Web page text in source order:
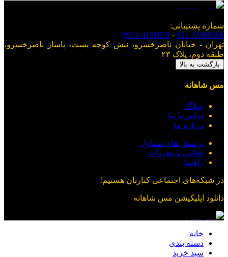
شماره پشتیبانی:
021-33989268
-
0912-4199059
تهران - خیابان ناصرخسرو، نبش کوچه پست، پاساژ ناصرخسرو،
طبقه دوم، پلاک ۲۳
بازگشت به بالا
مس شاهانه
وبلاگ
تماس با ما
درباره ما
پرسش های متداول
قوانین و مقررات
راهنما
در شبکه‌های اجتماعی کنارتان هستیم!
دانلود اپلیکیشن مس شاهانه
خانه
دسته بندی
سبد خرید